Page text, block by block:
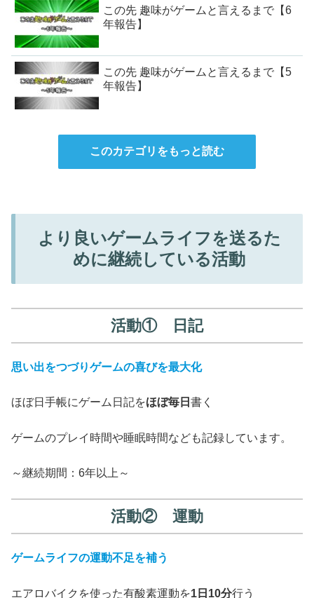
この先 趣味がゲームと言えるまで【6
年報告】
この先 趣味がゲームと言えるまで【5
年報告】
このカテゴリをもっと読む
より良いゲームライフを送るた
めに継続している活動
活動① 日記
思い出をつづりゲームの喜びを最大化
ほぼ日手帳にゲーム日記をほぼ毎日 書く
ゲームのプレイ時間や睡眠時間なども記録しています。
～継続期間：6年以上～
活動② 運動
ゲームライフの運動不足を補う
エアロバイクを使った有酸素運動を1日10分行う